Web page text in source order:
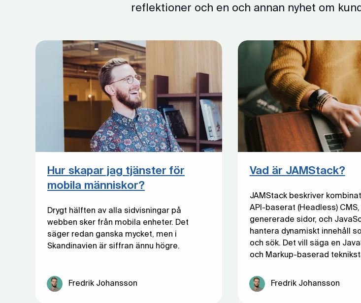
reflektioner och en och annan nyhet om
Hur skapar jag tjänster för
mobila människor?
Drygt hälften av alla sidvisningar på
webben sker från mobila enheter. Det
säger redan ganska mycket, men i
Skandinavien är siffran ännu högre.
Fredrik Johansson
Vad är JAMStack?
JAMStack beskriver
API-baserat (Headless)
genererade sidor, och
hantera dynamiskt innehåll
och sök. Det vill säga en
och Markup-baserad
Fredrik Johansson